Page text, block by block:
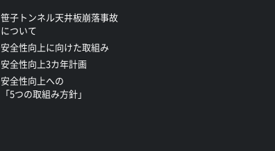
笹子トンネル天井板崩落事故
について
安全性向上に向けた取組み
安全性向上3カ年計画
安全性向上への
「5つの取組み方針」